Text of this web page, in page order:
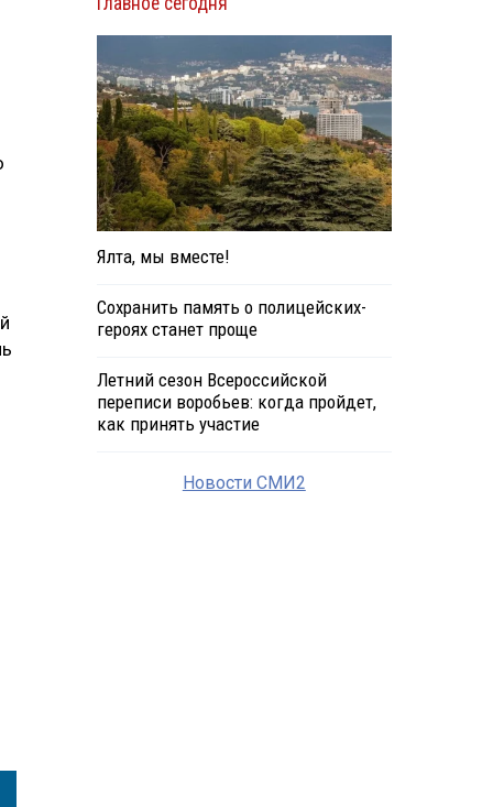
Ялта, мы вместе!
Сохранить память о полицейских-
героях станет проще
Летний сезон Всероссийской
переписи воробьев: когда пройдет,
как принять участие
Новости СМИ2